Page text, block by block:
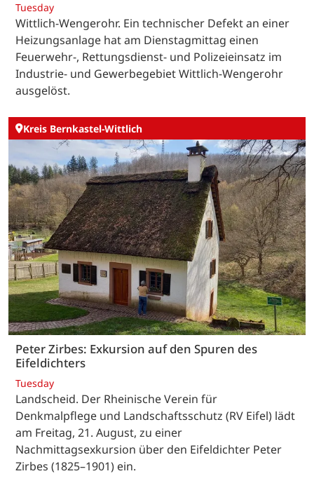
Tuesday
Wittlich-Wengerohr. Ein technischer Defekt an einer
Heizungsanlage hat am Dienstagmittag einen
Feuerwehr-, Rettungsdienst- und Polizeieinsatz im
Industrie- und Gewerbegebiet Wittlich-Wengerohr
ausgelöst.
Kreis Bernkastel-Wittlich
Peter Zirbes: Exkursion auf den Spuren des
Eifeldichters
Tuesday
Landscheid. Der Rheinische Verein für
Denkmalpflege und Landschaftsschutz (RV Eifel) lädt
am Freitag, 21. August, zu einer
Nachmittagsexkursion über den Eifeldichter Peter
Zirbes (1825–1901) ein.